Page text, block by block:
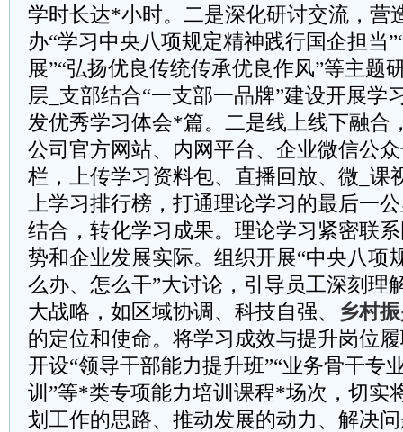
学时长达*小时。二是深化研讨交流，营
办“学习中央八项规定精神践行国企担当
展”“弘扬优良传统传承优良作风”等主题
层_支部结合“一支部一品牌”建设开展学
发优秀学习体会*篇。二是线上线下融合
公司官方网站、内网平台、企业微信公
栏，上传学习资料包、直播回放、微_课
上学习排行榜，打通理论学习的最后一
结合，转化学习成果。理论学习紧密联
势和企业发展实际。组织开展“中央八项
么办、怎么干”大讨论，引导员工深刻理
大战略，如区域协调、科技自强、
乡村
的定位和使命。将学习成效与提升岗位
开设“领导干部能力提升班”“业务骨干专
训”等*类专项能力培训课程*场次，切实
划工作的思路、推动发展的动力、解决